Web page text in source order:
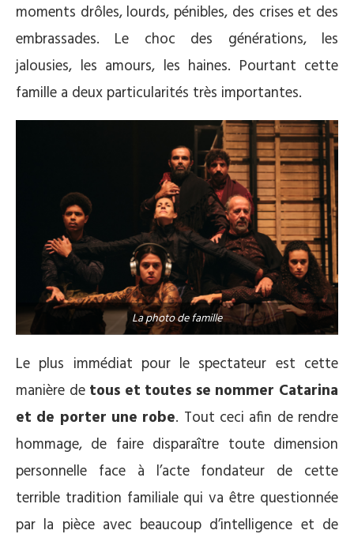
moments drôles, lourds, pénibles, des crises et des
embrassades. Le choc des générations, les
jalousies, les amours, les haines. Pourtant cette
famille a deux particularités très importantes.
La photo de famille
Le plus immédiat pour le spectateur est cette
manière de tous et toutes se nommer Catarina
et de porter une robe. Tout ceci afin de rendre
hommage, de faire disparaître toute dimension
personnelle face à l’acte fondateur de cette
terrible tradition familiale qui va être questionnée
par la pièce avec beaucoup d’intelligence et de